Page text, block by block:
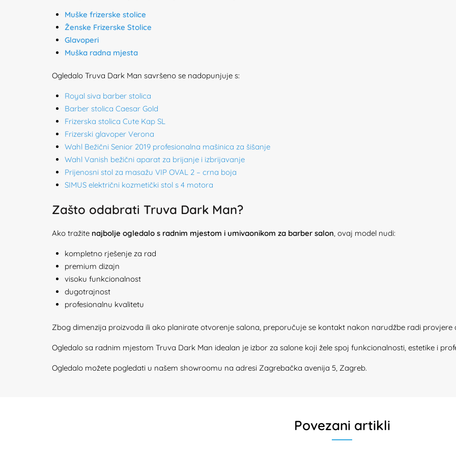
Muške frizerske stolice
Ženske Frizerske Stolice
Glavoperi
Muška radna mjesta
Ogledalo Truva Dark Man savršeno se nadopunjuje s:
Royal siva barber stolica
Barber stolica Caesar Gold
Frizerska stolica Cute Kap SL
Frizerski glavoper Verona
Wahl Bežični Senior 2019 profesionalna mašinica za šišanje
Wahl Vanish bežični aparat za brijanje i izbrijavanje
Prijenosni stol za masažu VIP OVAL 2 – crna boja
SIMUS električni kozmetički stol s 4 motora
Zašto odabrati Truva Dark Man?
Ako tražite najbolje ogledalo s radnim mjestom i umivaonikom za barber salon, ovaj model nudi:
kompletno rješenje za rad
premium dizajn
visoku funkcionalnost
dugotrajnost
profesionalnu kvalitetu
Zbog dimenzija proizvoda ili ako planirate otvorenje salona, preporučuje se kontakt nakon narudžbe radi provjere
Ogledalo sa radnim mjestom Truva Dark Man idealan je izbor za salone koji žele spoj funkcionalnosti, estetike i
Ogledalo možete pogledati u našem showroomu na adresi Zagrebačka avenija 5, Zagreb.
Povezani artikli